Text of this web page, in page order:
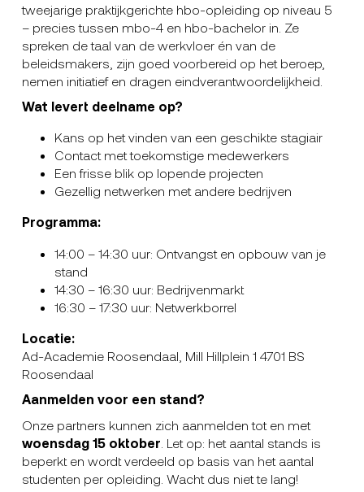
tweejarige praktijkgerichte hbo-opleiding op niveau 5
– precies tussen mbo-4 en hbo-bachelor in. Ze
spreken de taal van de werkvloer én van de
beleidsmakers, zijn goed voorbereid op het beroep,
nemen initiatief en dragen eindverantwoordelijkheid.
Wat levert deelname op?
Kans op het vinden van een geschikte stagiair
Contact met toekomstige medewerkers
Een frisse blik op lopende projecten
Gezellig netwerken met andere bedrijven
Programma:
14:00 – 14:30 uur: Ontvangst en opbouw van je
stand
14:30 – 16:30 uur: Bedrijvenmarkt
16:30 – 17:30 uur: Netwerkborrel
Locatie:
Ad-Academie Roosendaal, Mill Hillplein 1 4701 BS
Roosendaal
Aanmelden voor een stand?
Onze partners kunnen zich aanmelden tot en met
woensdag 15 oktober . Let op: het aantal stands is
beperkt en wordt verdeeld op basis van het aantal
studenten per opleiding. Wacht dus niet te lang!